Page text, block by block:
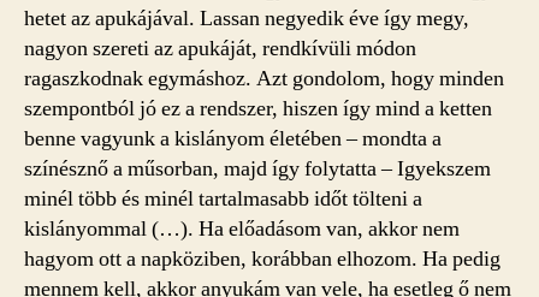
hetet az apukájával. Lassan negyedik éve így megy,
nagyon szereti az apukáját, rendkívüli módon
ragaszkodnak egymáshoz. Azt gondolom, hogy minden
szempontból jó ez a rendszer, hiszen így mind a ketten
benne vagyunk a kislányom életében – mondta a
színésznő a műsorban, majd így folytatta – Igyekszem
minél több és minél tartalmasabb időt tölteni a
kislányommal (…). Ha előadásom van, akkor nem
hagyom ott a napköziben, ko­rábban elhozom. Ha pedig
mennem kell, akkor anyukám van vele, ha esetleg ő nem